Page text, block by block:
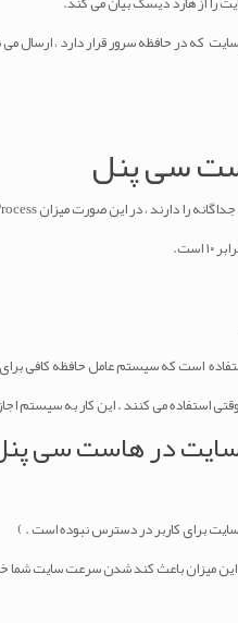
که در حافظه سرور قرار دارد ،
سی پنل
است که سیستم عامل حافظه کافی
در هاست سی
میزان باعث کند شدن سرعت سایت شما